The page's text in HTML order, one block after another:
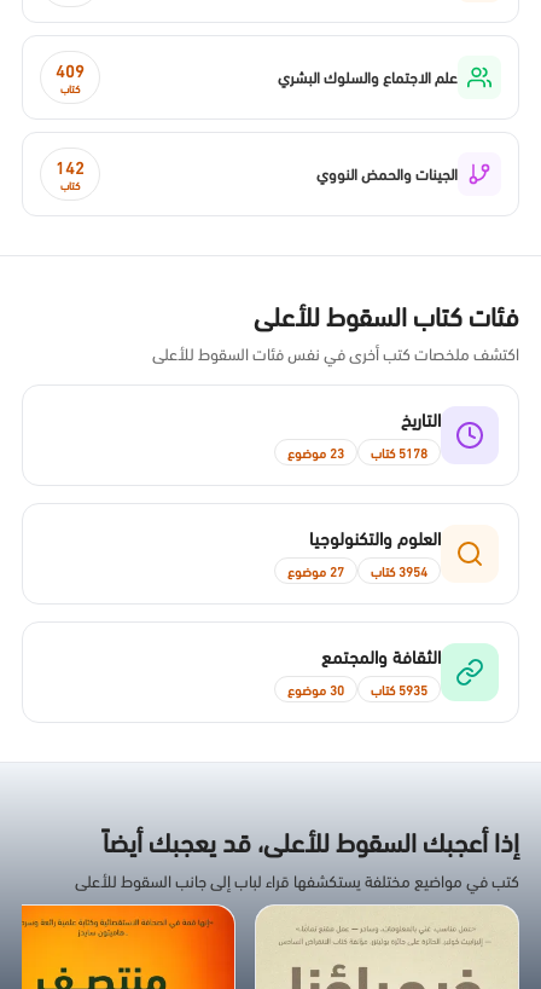
علم الاجتماع والسلوك البشري 409
كتاب
الجينات والحمض النووي 142
كتاب
فئات كتاب السقوط للأعلى
اكتشف ملخصات كتب أخرى في نفس فئات السقوط للأعلى
التاريخ
5178 كتاب 23 موضوع
العلوم والتكنولوجيا
3954 كتاب 27 موضوع
الثقافة والمجتمع
5935 كتاب 30 موضوع
إذا أعجبك السقوط للأعلى، قد يعجبك أيضاً
كتب في مواضيع مختلفة يستكشفها قراء لباب إلى جانب السقوط للأعلى